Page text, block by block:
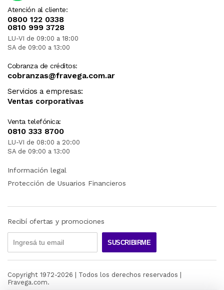
Atención al cliente:
0800 122 0338
0810 999 3728
LU-VI de 09:00 a 18:00
SA de 09:00 a 13:00
Cobranza de créditos:
cobranzas@fravega.com.ar
Servicios a empresas:
Ventas corporativas
Venta telefónica:
0810 333 8700
LU-VI de 08:00 a 20:00
SA de 09:00 a 13:00
Información legal
Protección de Usuarios Financieros
Recibí ofertas y promociones
SUSCRIBIRME
Copyright 1972-2026 | Todos los derechos reservados |
Fravega.com.